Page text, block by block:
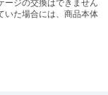
ージの交換はできません
いた場合には、商品本体